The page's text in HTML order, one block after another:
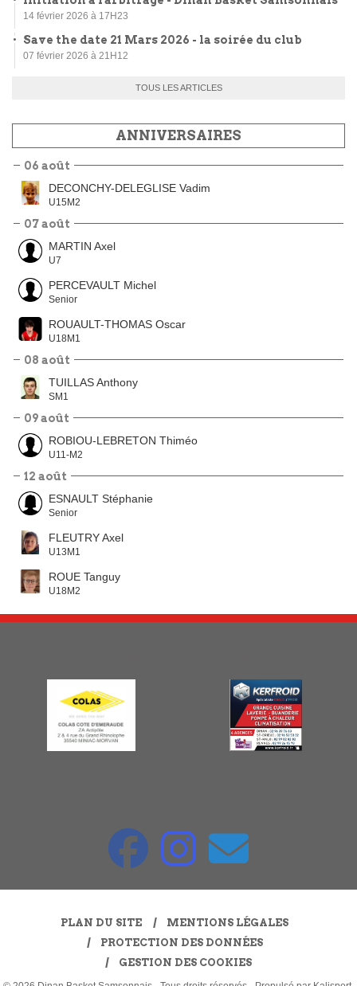
14 février 2026 à 17H23
Save the date 21 Mars 2026 - la soirée du club
07 février 2026 à 21H12
TOUS LES ARTICLES
ANNIVERSAIRES
06 août
DECONCHY-DELEGLISE Vadim
U15M2
07 août
MARTIN Axel
U7
PERCEVAULT Michel
Senior
ROUAULT-THOMAS Oscar
U18M1
08 août
TUILLAS Anthony
SM1
09 août
ROBIOU-LEBRETON Thiméo
U11-M2
12 août
ESNAULT Stéphanie
Senior
FLEUTRY Axel
U13M1
ROUE Tanguy
U18M2
PLAN DU SITE
MENTIONS LÉGALES
PROTECTION DES DONNÉES
GESTION DES COOKIES